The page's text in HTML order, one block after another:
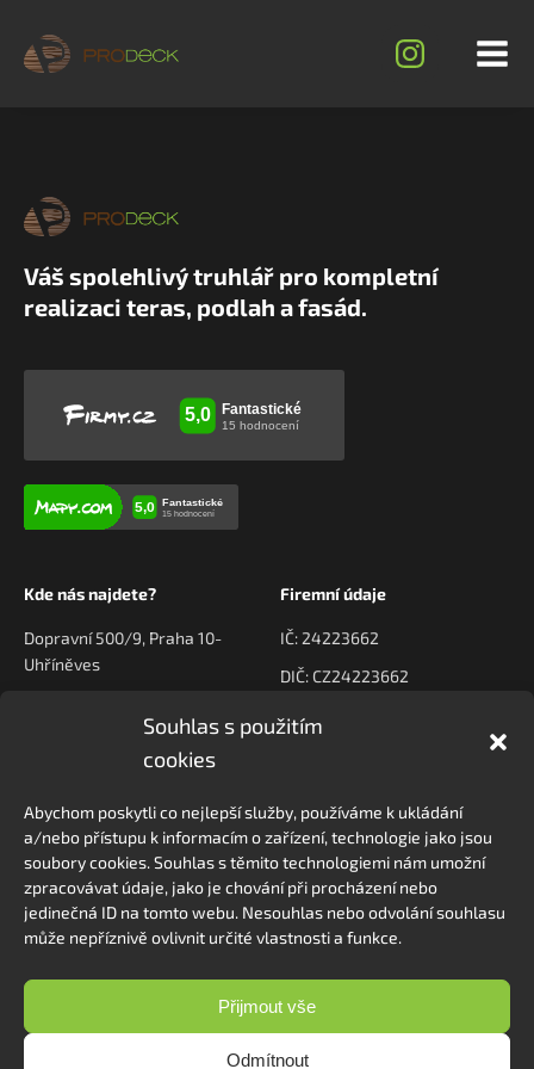
Souhlas s použitím
cookies
Abychom poskytli co nejlepší služby, používáme k ukládání
a/nebo přístupu k informacím o zařízení, technologie jako jsou
soubory cookies. Souhlas s těmito technologiemi nám umožní
zpracovávat údaje, jako je chování při procházení nebo
jedinečná ID na tomto webu. Nesouhlas nebo odvolání souhlasu
může nepříznivě ovlivnit určité vlastnosti a funkce.
Přijmout vše
Odmítnout
Váš spolehlivý truhlář pro kompletní
realizaci teras, podlah a fasád.
Kde nás najdete?
Dopravní 500/9, Praha 10-
Uhříněves
Firemní údaje
IČ: 24223662
DIČ: CZ24223662
Kontaktujte nás
+420 778 222 800
Navigace
O nás
Kontakt